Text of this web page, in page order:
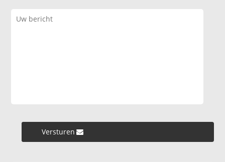
Versturen »